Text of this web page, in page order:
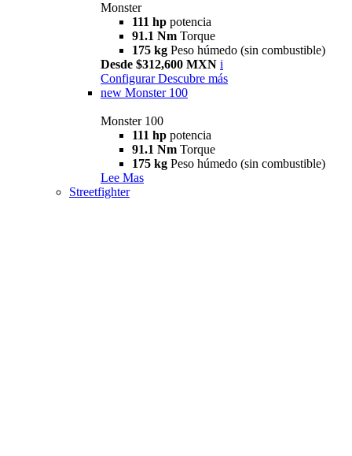
Monster
111 hp potencia
91.1 Nm Torque
175 kg Peso húmedo (sin combustible)
Desde $312,600 MXN i
Configurar Descubre más
new Monster 100
Monster 100
111 hp potencia
91.1 Nm Torque
175 kg Peso húmedo (sin combustible)
Lee Mas
Streetfighter